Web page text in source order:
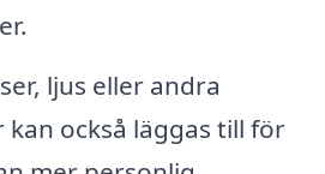
ljus eller andra
också läggas till för